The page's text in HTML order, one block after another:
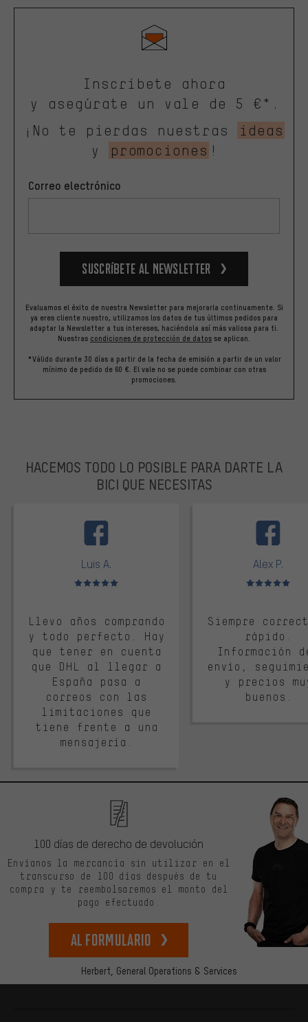
Inscríbete ahora
y asegúrate un vale de 5 €*.
¡No te pierdas nuestras
ideas
y
promociones !
Correo electrónico
Suscríbete al newsletter
Evaluamos el éxito de nuestra Newsletter para mejorarla continuamente. Si
ya eres cliente nuestro, utilizamos los datos de tus últimos pedidos para
adaptar la Newsletter a tus intereses, haciéndola así más valiosa para ti.
Nuestras condiciones de protección de datos se aplican.
*Válido durante 30 días a partir de la fecha de emisión a partir de un valor
mínimo de pedido de 60 €. El vale no se puede combinar con otras
promociones.
HACEMOS TODO LO POSIBLE PARA DARTE LA
BICI QUE NECESITAS
Luis A.
Valoración media: 5 de 5
Llevo años comprando
y todo perfecto. Hay
que tener en cuenta
que DHL al llegar a
España pasa a
correos con las
limitaciones que
tiene frente a una
mensajería.
Alex P.
Valoración
Siempre
rápido.
Información
envío,
y precios
buenos.
Herbert, General Operations & Services
100 días de derecho de devolución
Envíanos la mercancía sin utilizar en el
transcurso de 100 días después de tu
compra y te reembolsaremos el monto del
pago efectuado.
Al formulario